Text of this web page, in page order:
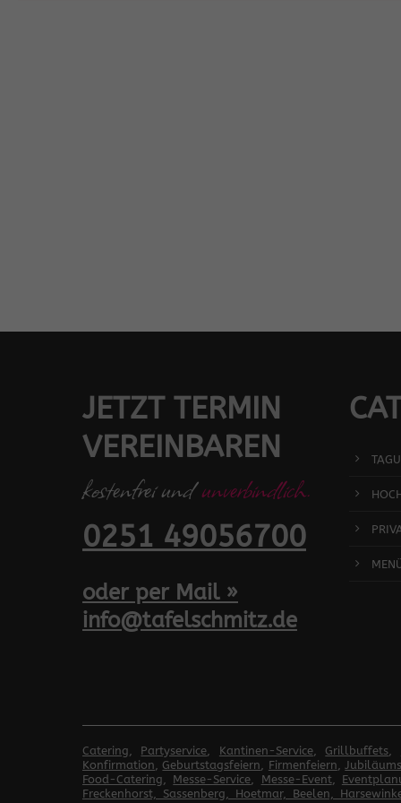
JETZT TERMIN
VEREINBAREN
kostenfrei undunverbindlich.
0251 49056700
oder per Mail »
info@tafelschmitz.de
Catering, Partyservice, Kantinen-Service, Grillbuffets,
Konfirmation, Geburtstagsfeiern, Firmenfeiern,
Food-Catering, Messe-Service, Messe-Event,
Freckenhorst, Sassenberg, Hoetmar, Beelen,